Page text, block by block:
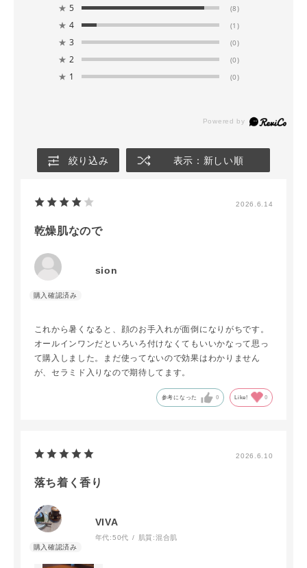
★ 5 (8)
★ 4 (1)
★ 3 (0)
★ 2 (0)
★ 1 (0)
絞り込み 表示：新しい順
2026.6.14
乾燥肌なので
sion
これから暑くなると、顔のお手入れが面倒になりがちです。
オールインワンだといろいろ付けなくてもいいかなって思っ
て購入しました。まだ使ってないので効果はわかりません
が、セラミド入りなので期待してます。
参考になった 0 Like! 0
2026.6.10
落ち着く香り
VIVA
年代:50代 肌質:混合肌